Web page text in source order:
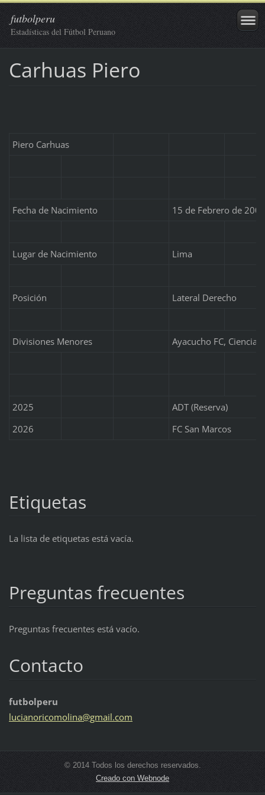
futbolperu
Estadísticas del Fútbol Peruano
Carhuas Piero
Piero Carhuas
Fecha de Nacimiento 15 de Febrero de 2006
Lugar de Nacimiento Lima
Posición Lateral Derecho
Divisiones Menores Ayacucho FC,
2025
ADT (Reserva)
2026
FC San Marcos
Etiquetas
La lista de etiquetas está vacía.
Preguntas frecuentes
Preguntas frecuentes está vacío.
Contacto
futbolperu
lucianoricomolina@gmail.com
© 2014 Todos los derechos reservados.
Creado con Webnode